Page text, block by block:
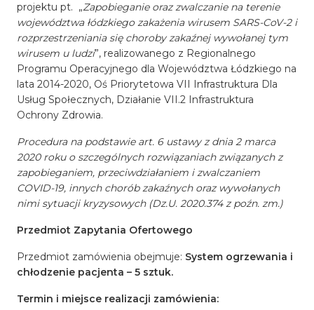
projektu pt. „Zapobieganie oraz zwalczanie na terenie
województwa łódzkiego zakażenia wirusem SARS-CoV-2 i
rozprzestrzeniania się choroby zakaźnej wywołanej tym
wirusem u ludzi”, realizowanego z Regionalnego
Programu Operacyjnego dla Województwa Łódzkiego na
lata 2014-2020, Oś Priorytetowa VII Infrastruktura Dla
Usług Społecznych, Działanie VII.2 Infrastruktura
Ochrony Zdrowia.
Procedura na podstawie art. 6 ustawy z dnia 2 marca
2020 roku o szczególnych rozwiązaniach związanych z
zapobieganiem, przeciwdziałaniem i zwalczaniem
COVID-19, innych chorób zakaźnych oraz wywołanych
nimi sytuacji kryzysowych (Dz.U. 2020.374 z poźn. zm.)
Przedmiot Zapytania Ofertowego
Przedmiot zamówienia obejmuje: System ogrzewania i
chłodzenie pacjenta – 5 sztuk.
Termin i miejsce realizacji zamówienia: